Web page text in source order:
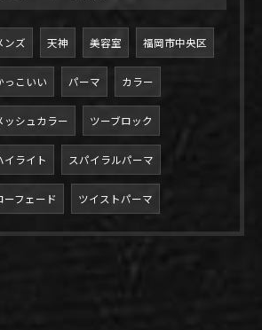
ンズ 天神 美容室 福岡市中央区
っこいい パーマ カラー
ッシュカラー ツーブロック
イライト スパイラルパーマ
ーフェード ツイストパーマ